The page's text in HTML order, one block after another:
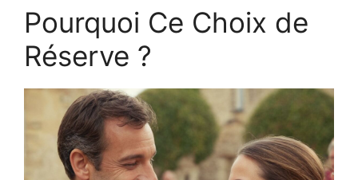
Pourquoi Ce Choix de
Réserve ?